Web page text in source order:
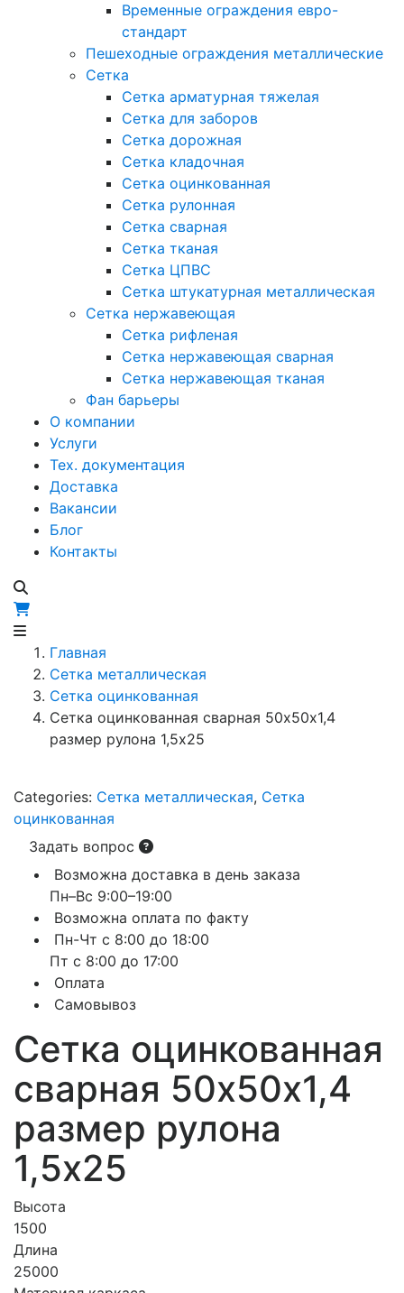
Временные ограждения евро-
стандарт
Пешеходные ограждения металлические
Сетка
Сетка арматурная тяжелая
Сетка для заборов
Сетка дорожная
Сетка кладочная
Сетка оцинкованная
Сетка рулонная
Сетка сварная
Сетка тканая
Сетка ЦПВС
Сетка штукатурная металлическая
Сетка нержавеющая
Сетка рифленая
Сетка нержавеющая сварная
Сетка нержавеющая тканая
Фан барьеры
О компании
Услуги
Тех. документация
Доставка
Вакансии
Блог
Контакты
Главная
Сетка металлическая
Сетка оцинкованная
Сетка оцинкованная сварная 50х50х1,4
размер рулона 1,5х25
Categories: Сетка металлическая, Сетка
оцинкованная
Задать вопрос
Возможна доставка в день заказа
Пн–Вс 9:00–19:00
Возможна оплата по факту
Пн-Чт с 8:00 до 18:00
Пт с 8:00 до 17:00
Оплата
Самовывоз
Сетка оцинкованная
сварная 50х50х1,4
размер рулона
1,5х25
Высота
1500
Длина
25000